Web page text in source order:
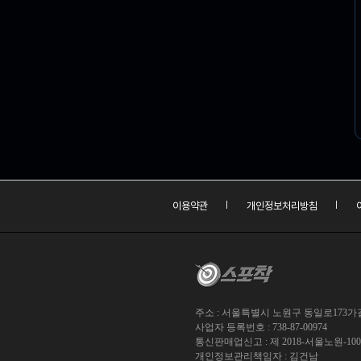
이용약관 개인정보처리방침
주소 : 서울특별시 노원구 동일로173가
사업자 등록번호 : 738-87-00974
통신판매업신고 : 제 2018-서울노원-
개인정보관리책임자 : 김건남